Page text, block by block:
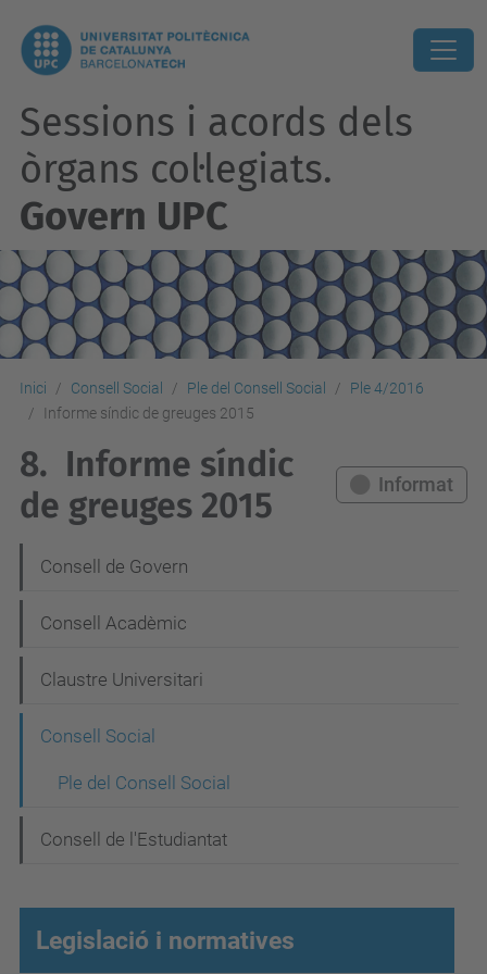
Sessions i acords dels
òrgans col·legiats.
Govern UPC
Inici Consell Social Ple del Consell Social
Ple 4/2016
Informe síndic de greuges 2015
8. Informe síndic
de greuges 2015
Informat
a
v
g
i
ó
Consell de Govern
Consell Acadèmic
Claustre Universitari
Consell Social
Ple del Consell Social
Consell de l'Estudiantat
Legislació i normatives